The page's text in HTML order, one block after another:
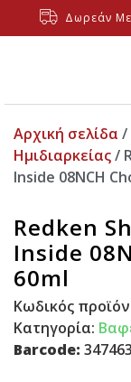
Δωρεάν
Αρχική σελίδα /
Ημιδιαρκείας/
Inside 08NCH
Redken
Inside
60ml
Κωδικός
Κατηγορία:
Barcode: